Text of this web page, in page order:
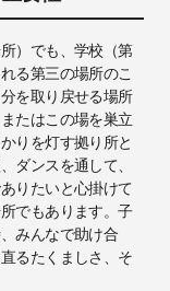
）でも、学校（第
る第三の場所のこ
を取り戻せる場所
たはこの場を巣⽴
りを灯す拠り所と
ダンスを通して、
りたいと⼼掛けて
でもあります。⼦
みんなで助け合
るたくましさ、そ